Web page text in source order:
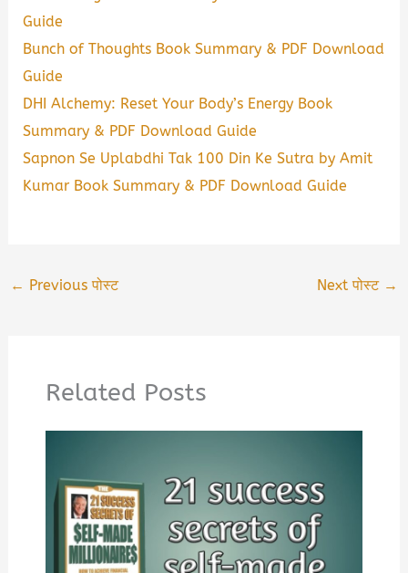
Guide
Bunch of Thoughts Book Summary & PDF Download
Guide
DHI Alchemy: Reset Your Body’s Energy Book
Summary & PDF Download Guide
Sapnon Se Uplabdhi Tak 100 Din Ke Sutra by Amit
Kumar Book Summary & PDF Download Guide
← Previous पोस्ट Next पोस्ट →
Related Posts